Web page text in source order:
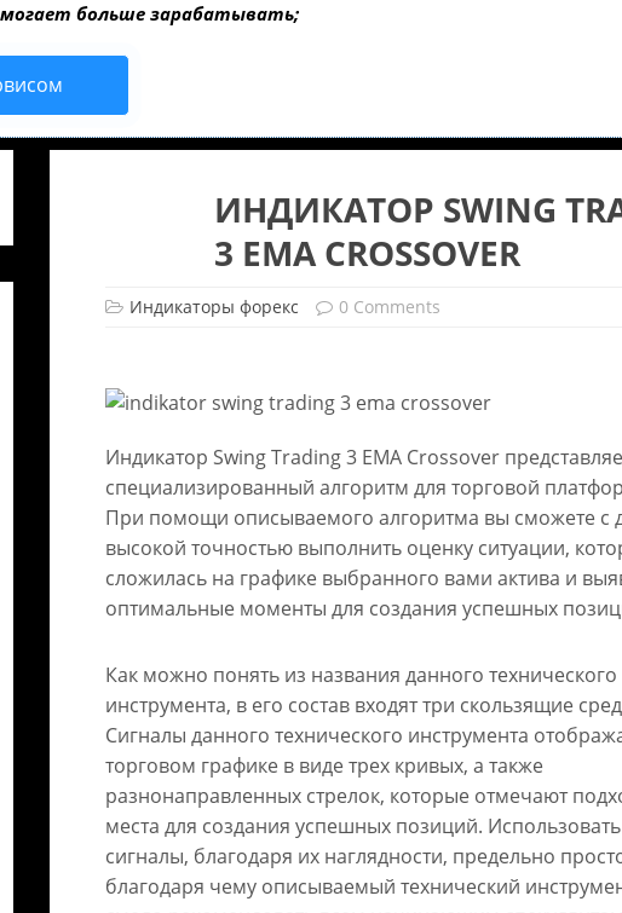
больше зарабатывать;
ИНДИКАТОР SWING
3 EMA CROSSOVER
Индикаторы форекс 0 Comments
Индикатор Swing Trading 3 EMA Crossover
специализированный алгоритм для торговой
При помощи описываемого алгоритма вы сможете с
высокой точностью выполнить оценку ситуации,
сложилась на графике выбранного вами актива и
оптимальные моменты для создания успешных
Как можно понять из названия данного технического
инструмента, в его состав входят три скользящие
Сигналы данного технического инструмента
торговом графике в виде трех кривых, а также
разнонаправленных стрелок, которые отмечают
места для создания успешных позиций.
сигналы, благодаря их наглядности, предельно
благодаря чему описываемый технический